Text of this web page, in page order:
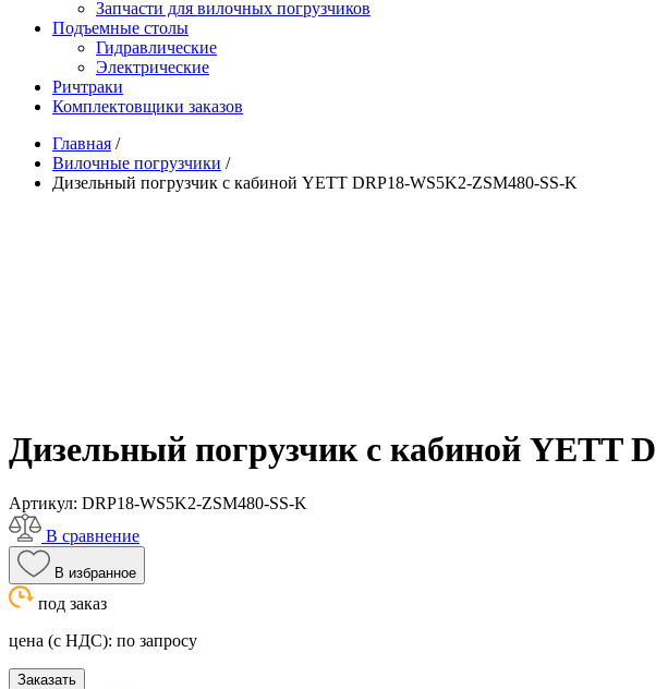
Запчасти для вилочных погрузчиков
Подъемные столы
Гидравлические
Электрические
Ричтраки
Комплектовщики заказов
Главная /
Вилочные погрузчики /
Дизельный погрузчик с кабиной YETT DRP18-WS5K2-ZSM480-SS-K
Дизельный погрузчик с кабиной YETT
Артикул: DRP18-WS5K2-ZSM480-SS-K
В сравнение
В избранное
под заказ
цена (с НДС): по запросу
Заказать